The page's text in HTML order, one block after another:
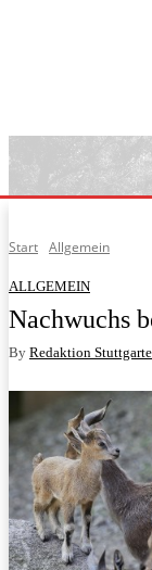
Start Allgemein
ALLGEMEIN
Nachwuchs
By Redaktion